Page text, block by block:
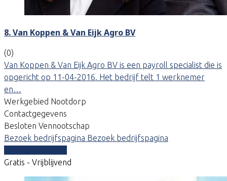
8. Van Koppen & Van Eijk Agro BV
(0)
Van Koppen & Van Eijk Agro BV is een payroll specialist die is
opgericht op 11-04-2016. Het bedrijf telt 1 werknemer
en…
Werkgebied Nootdorp
Contactgegevens
Besloten Vennootschap
Bezoek bedrijfspagina Bezoek bedrijfspagina
Gratis - Vrijblijvend